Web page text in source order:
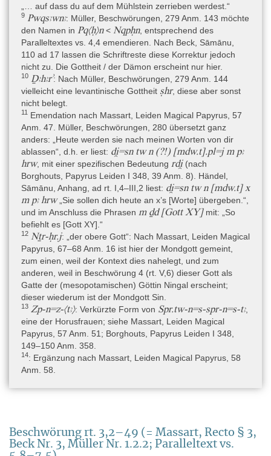
Ursprünglicher Verwendungskontext
Möglicherweise stammt der Papyrus aus einer memphitischen
Bibliothek eines Magiers, unter der Voraussetzung, dass er mit
pLeiden I 344 zusammenaufgerollt gefunden wurde (s. oben bei
Herkunft) und beide Papyri zur gleichen Bibliothek wie die
vielleicht zusammen gefundenen Papyri Leiden I 346–349
gehörten. Hierfür spricht, dass die Papyri I 346–349 nicht nur
magische, sondern auch literarische Texte enthielten; I 343+345
enthält magische und medizinische Texte, I 344 einen Hymnus
und die „Admonitions“ (siehe die Diskussion bei Enmarch 2005:
3–5; Raven 2012, 80–83). Relevant für den Verwendungskontext,
aber nicht eindeutig einschätzbar, sind die Tatsachen, dass die
magischen Texte auf einem wiederverwendeten Papyrus
geschrieben wurden, obwohl der ursprüngliche Text auch
magisch gewesen sein kann, und dass die Rolle so lange in
Benutzung war, dass er zumindest eine antike Reparatur
aufweist.
Material
Organisch » Faser, Pflanzliche und Tierische » Papyrus
Objekttyp
Artefakt » Schriftmedien » Schriftrolle
Technische Daten
Obwohl aus unterschiedlichen Privatsammlungen angekauft,
passen pLeiden I 343 und I 345 in Kol. rt. 7 unmittelbar
aneinander. Die Rolle war ursprünglich etwa 518+x cm lang und
(Massart 1954, 1–2; Beck 2015, 98). Der Papyrus ist aktuell in
(Beck 2015, 98). Es liegt ein Palimpsest vor, aber möglicherweise
gehören die Beschwörungen vs. 4,9–5,8 und vs. 9,1–10,2 zur
Originalbeschriftung, weil sie keine Spuren einer Textlöschung
„… auf dass du auf dem Mühlstein zerrieben werdest.“
9 Pwqsꜣwnꜣ: Müller, Beschwörungen, 279 Anm. 143 möchte
den Namen in Pq⟨ḥ⟩n< Nqpḥn, entsprechend des
Paralleltextes vs. 4,4 emendieren. Nach Beck, Sāmānu,
110 ad 17 lassen die Schriftreste diese Korrektur jedoch
nicht zu. Die Gottheit / der Dämon erscheint nur hier.
10 Ḏꜣhꜣrʾ: Nach Müller, Beschwörungen, 279 Anm. 144
vielleicht eine levantinische Gottheit ṣhr, diese aber sonst
nicht belegt.
11
Emendation nach Massart, Leiden Magical Papyrus, 57
Anm. 47. Müller, Beschwörungen, 280 übersetzt ganz
anders: „Heute werden sie nach meinen Worten von dir
ablassen“, d.h. er liest: di̯=sn tw n (?!) [mdw.t].pl=j m pꜣ
hrw, mit einer spezifischen Bedeutung rdi̯(nach
Borghouts, Papyrus Leiden I 348, 39 Anm. 8). Händel,
Sāmānu, Anhang, ad rt. I,4–III,2 liest: di̯=sn tw n [mdw.t] x
m pꜣ hrw„Sie sollen dich heute an x’s [Worte] übergeben.“,
und im Anschluss die Phrasen m ḏd [Gott XY]mit: „So
befiehlt es [Gott XY].“
12 Nṯr-ḥr.j: „der obere Gott“: Nach Massart, Leiden Magical
Papyrus, 67–68 Anm. 16 ist hier der Mondgott gemeint,
zum einen, weil der Kontext dies nahelegt, und zum
anderen, weil in Beschwörung 4 (rt. V,6) dieser Gott als
Gatte der (mesopotamischen) Göttin Ningal erscheint;
dieser wiederum ist der Mondgott Sin.
13 Zp-n=z-⟨tꜣ⟩: Verkürzte Form von Spr.tw-n=s-spr-n=s-tꜣ,
eine der Horusfrauen; siehe Massart, Leiden Magical
Papyrus, 57 Anm. 51; Borghouts, Papyrus Leiden I 348,
149–150 Anm. 358.
14: Ergänzung nach Massart, Leiden Magical Papyrus, 58
Anm. 58.
Beschwörung rt. 3,2–49 (= Massart, Recto § 3,
Beck Nr. 3, Müller Nr. 1.2.2; Paralleltext vs.